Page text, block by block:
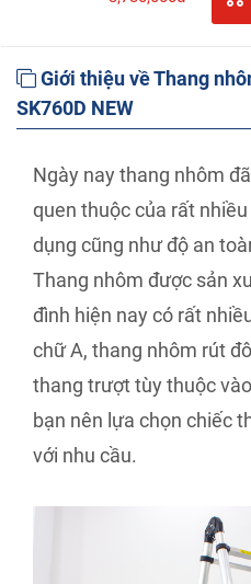
Giới thiệu về Thang
SK760D NEW
Ngày nay thang nhôm
quen thuộc của rất
dụng cũng như độ an
Thang nhôm được sản
đình hiện nay có rất
chữ A, thang nhôm rút
thang trượt tùy thuộc
bạn nên lựa chọn chiếc
với nhu cầu.